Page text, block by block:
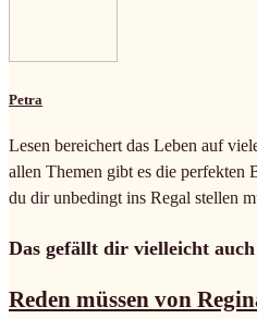
Petra
Lesen bereichert das Leben auf
allen Themen gibt es die perfekten
du dir unbedingt ins Regal stellen
Das gefällt dir vielleicht auch
Reden müssen von